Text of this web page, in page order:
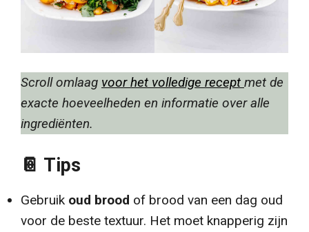
Scroll omlaag voor het volledige recept met de
exacte hoeveelheden en informatie over alle
ingrediënten.
📔 Tips
Gebruik oud brood of brood van een dag oud
voor de beste textuur. Het moet knapperig zijn